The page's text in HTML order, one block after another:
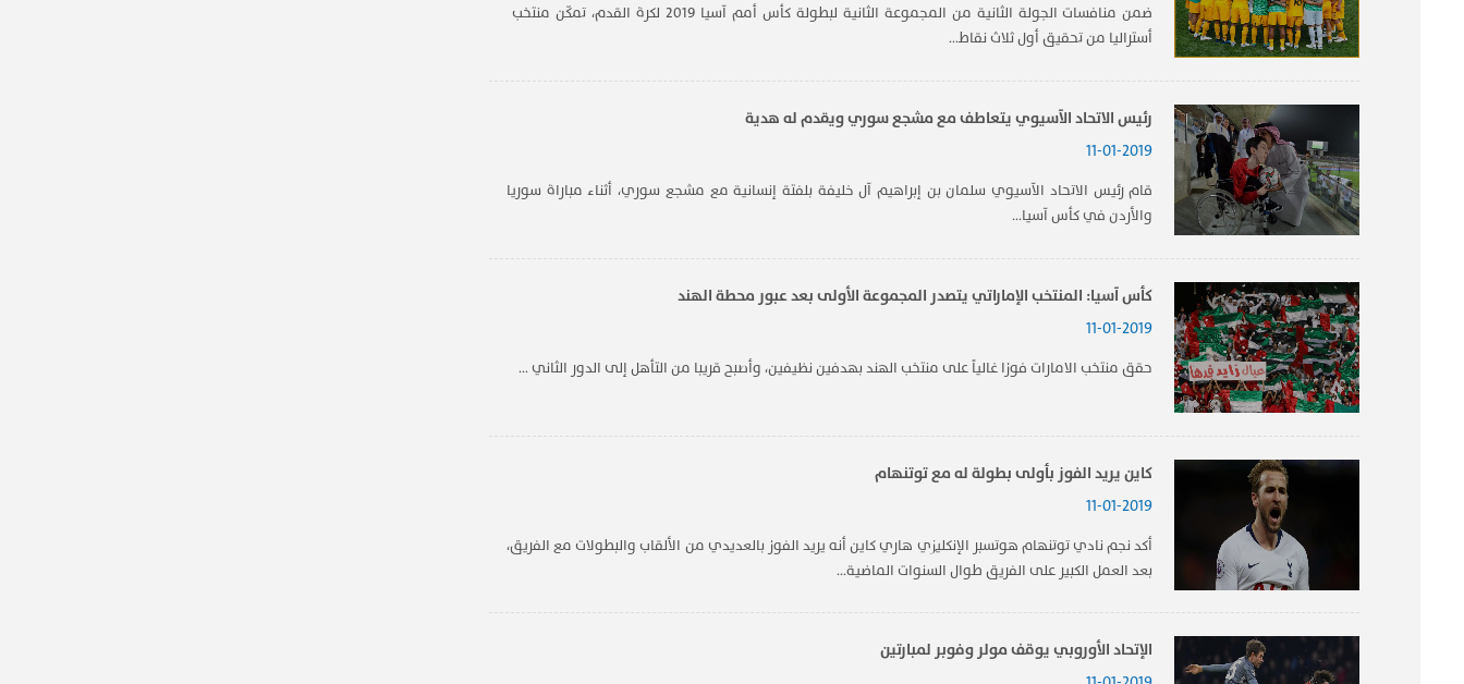
ضمن منافسات الجولة الثانية من المجموعة الثانية لبطولة ​كأس أمم آسيا 2019 لكرة القدم​، تمكّن منتخب ​
أستراليا​ من تحقيق أول ثلاث نقاط...
رئيس الاتحاد الآسيوي يتعاطف مع مشجع سوري ويقدم له هدية
11-01-2019
قام رئيس الاتحاد الآسيوي سلمان بن إبراهيم آل خليفة بلفتة إنسانية مع مشجع سوري، أثناء مباراة سوريا
والأردن في كأس آسيا...
كأس آسيا: المنتخب الإماراتي يتصدر المجموعة الأولى بعد عبور محطة الهند
11-01-2019
حقق منتخب ​الامارات​ فوزا غالياً على منتخب ​الهند​ بهدفين نظيفين، وأصبح قريبا من التأهل إلى الدور الثاني ...
كاين يريد الفوز بأولى بطولة له مع توتنهام
11-01-2019
أكد نجم نادي توتنهام هوتسبر الإنكليزي هاري كاين أنه يريد الفوز بالعديدي من الألقاب والبطولات مع الفريق،
بعد العمل الكبير على الفريق طوال السنوات الماضية...
الإتحاد الأوروبي يوقف مولر وفوبر لمبارتين